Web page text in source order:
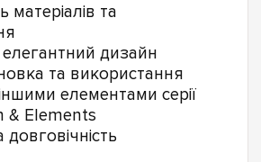
матеріалів та
дизайн
та використання
елементами серії
& Elements
довговічність